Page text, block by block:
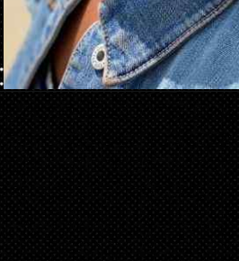
Ouverture